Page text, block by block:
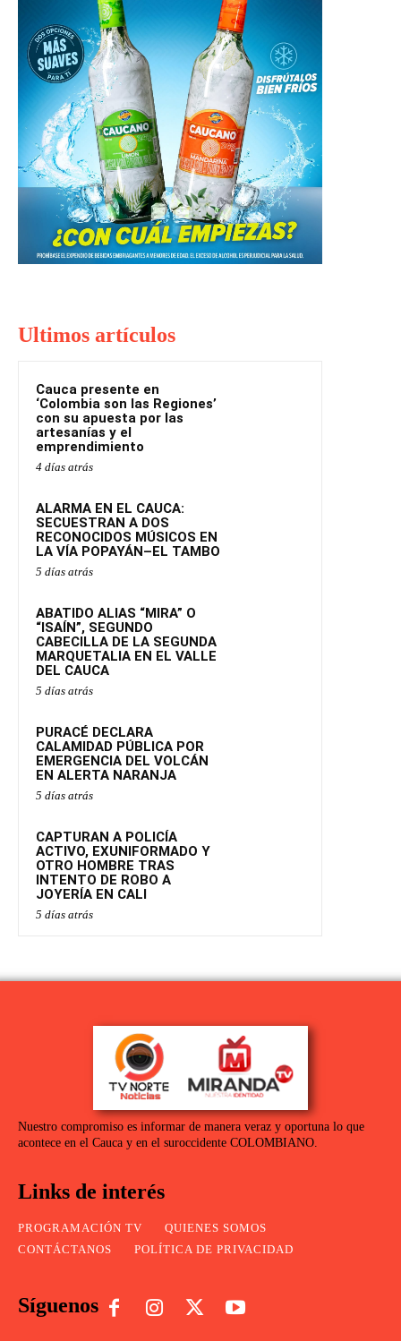
Ultimos artículos
Cauca presente en
‘Colombia son las Regiones’
con su apuesta por las
artesanías y el
emprendimiento
4 días atrás
ALARMA EN EL CAUCA:
SECUESTRAN A DOS
RECONOCIDOS MÚSICOS EN
LA VÍA POPAYÁN–EL TAMBO
5 días atrás
ABATIDO ALIAS “MIRA” O
“ISAÍN”, SEGUNDO
CABECILLA DE LA SEGUNDA
MARQUETALIA EN EL VALLE
DEL CAUCA
5 días atrás
PURACÉ DECLARA
CALAMIDAD PÚBLICA POR
EMERGENCIA DEL VOLCÁN
EN ALERTA NARANJA
5 días atrás
CAPTURAN A POLICÍA
ACTIVO, EXUNIFORMADO Y
OTRO HOMBRE TRAS
INTENTO DE ROBO A
JOYERÍA EN CALI
5 días atrás
Nuestro compromiso es informar de manera veraz y oportuna lo que
acontece en el Cauca y en el suroccidente COLOMBIANO.
Links de interés
PROGRAMACIÓN TV
QUIENES SOMOS
CONTÁCTANOS
POLÍTICA DE PRIVACIDAD
Síguenos